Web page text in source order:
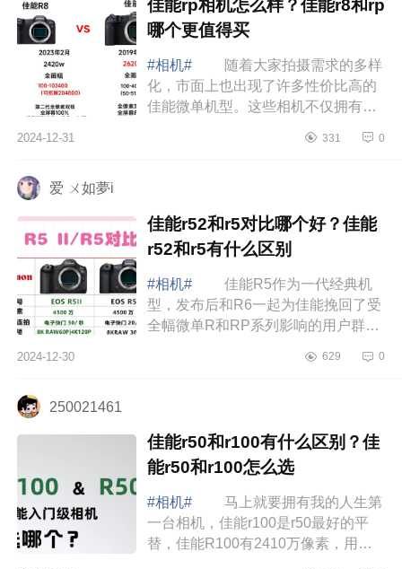
佳能rp相机怎么样？佳能r8和rp
哪个更值得买
#相机#
随着大家拍摄需求的多样
化，市面上也出现了许多性价比高的
佳能微单机型。这些相机不仅拥有出
拍摄场景，是真正的“用得起”的好选
2024-12-31 331 0
爱 ㄨ如夢i
佳能r52和r5对比哪个好？佳能
r52和r5有什么区别
#相机#
佳能R5作为一代经典机
型，发布后和R6一起为佳能挽回了受
全幅微单R和RP系列影响的用户群
无反机身的一代经典。下面小编为大
2024-12-30 629 0
250021461
佳能r50和r100有什么区别？佳
能r50和r100怎么选
#相机#
马上就要拥有我的人生第
一台相机，佳能r100是r50最好的平
替，佳能R100有2410万像素，用来